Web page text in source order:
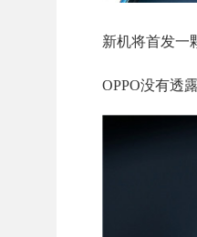
新机将首发一
OPPO没有透